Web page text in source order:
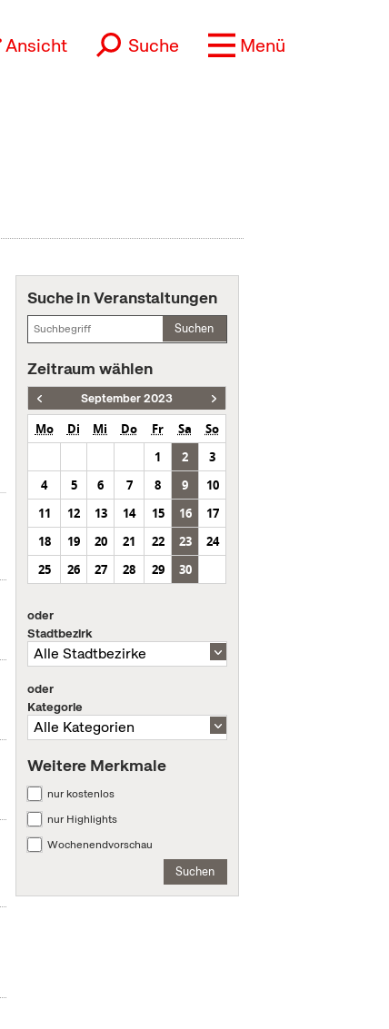
Ansicht Suche Menü
Suche in Veranstaltungen
Suchen
Zeitraum wählen
September 2023
Mo Di Mi Do Fr Sa
So
1
2
3
4
5 6 7 8 9
10
11
12 13 14 15 16
17
18
19 20 21 22 23
24
25
26 27 28 29 30
oder
Stadtbezirk
oder
Kategorie
Weitere Merkmale
nur kostenlos
nur Highlights
Wochenendvorschau
Suchen